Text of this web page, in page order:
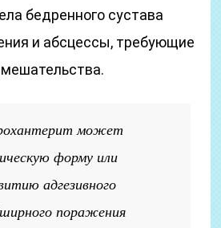
бедренного сустава
и абсцессы, требующие
может
форму или
адгезивного
поражения